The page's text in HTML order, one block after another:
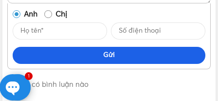
Anh Chị
Gửi
Không có bình luận nào
1